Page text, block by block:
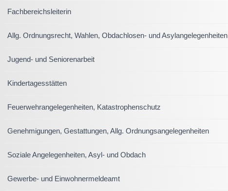
Fachbereichsleiterin
Allg. Ordnungsrecht, Wahlen, Obdachlosen- und Asylangelegenheiten
Jugend- und Seniorenarbeit
Kindertagesstätten
Feuerwehrangelegenheiten, Katastrophenschutz
Genehmigungen, Gestattungen, Allg. Ordnungsangelegenheiten
Soziale Angelegenheiten, Asyl- und Obdach
Gewerbe- und Einwohnermeldeamt